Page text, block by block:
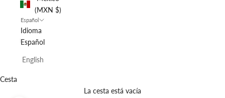
(MXN $)
Español
Idioma
Español
English
Cesta
La cesta está vacía